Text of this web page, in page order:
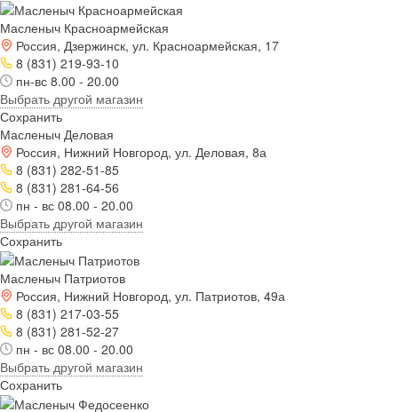
Масленыч Красноармейская
Россия, Дзержинск, ул. Красноармейская, 17
8 (831) 219-93-10
пн-вс 8.00 - 20.00
Выбрать другой магазин
Сохранить
Масленыч Деловая
Россия, Нижний Новгород, ул. Деловая, 8а
8 (831) 282-51-85
8 (831) 281-64-56
пн - вс 08.00 - 20.00
Выбрать другой магазин
Сохранить
Масленыч Патриотов
Россия, Нижний Новгород, ул. Патриотов, 49а
8 (831) 217-03-55
8 (831) 281-52-27
пн - вс 08.00 - 20.00
Выбрать другой магазин
Сохранить